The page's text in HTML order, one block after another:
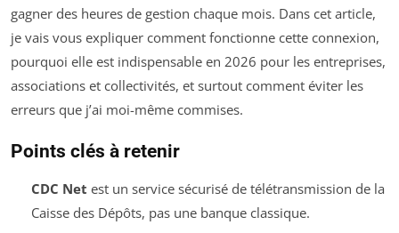
gagner des heures de gestion chaque mois. Dans cet article,
je vais vous expliquer comment fonctionne cette connexion,
pourquoi elle est indispensable en 2026 pour les entreprises,
associations et collectivités, et surtout comment éviter les
erreurs que j’ai moi-même commises.
Points clés à retenir
CDC Net est un service sécurisé de télétransmission de la
Caisse des Dépôts, pas une banque classique.